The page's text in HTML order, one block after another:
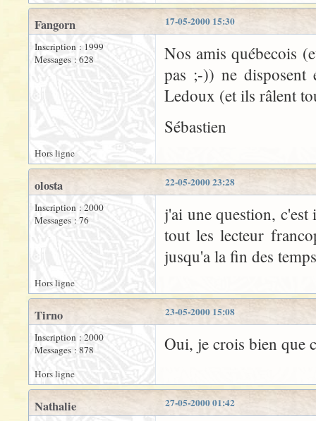
17-05-2000 15:30
Fangorn
Inscription : 1999
Messages : 628
Nos amis québecois
pas ;-)) ne disposent
Ledoux (et ils râlent
Sébastien
Hors ligne
22-05-2000 23:28
olosta
Inscription : 2000
Messages : 76
j'ai une question,
tout les lecteur
jusqu'a la fin des
Hors ligne
23-05-2000 15:08
Tirno
Inscription : 2000
Messages : 878
Oui, je crois bien que
Hors ligne
27-05-2000 01:42
Nathalie